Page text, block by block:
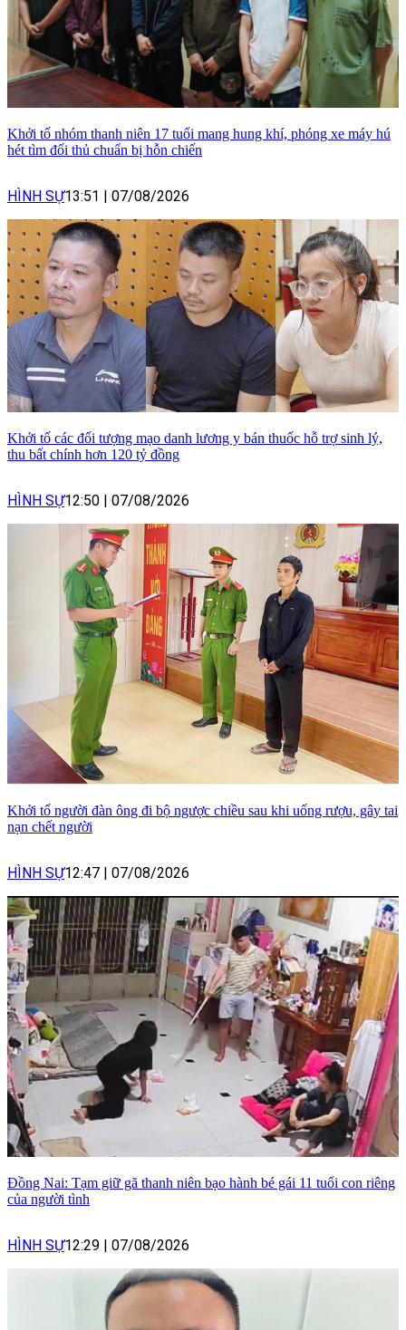
Khởi tố nhóm thanh niên 17 tuổi mang hung khí, phóng xe máy hú
hét tìm đối thủ chuẩn bị hỗn chiến
HÌNH SỰ13:51 07/08/2026
Khởi tố các đối tượng mạo danh lương y bán thuốc hỗ trợ sinh lý,
thu bất chính hơn 120 tỷ đồng
HÌNH SỰ12:50 | 07/08/2026
Khởi tố người đàn ông đi bộ ngược chiều sau khi uống rượu, gây tai
nạn chết người
HÌNH SỰ12:47 | 07/08/2026
Đồng Nai: Tạm giữ gã thanh niên bạo hành bé gái 11 tuổi con riêng
của người tình
HÌNH SỰ12:29 | 07/08/2026